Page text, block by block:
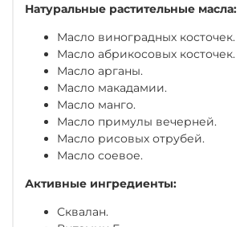
Натуральные растительные масла:
Масло виноградных косточек.
Масло абрикосовых косточек.
Масло арганы.
Масло макадамии.
Масло манго.
Масло примулы вечерней.
Масло рисовых отрубей.
Масло соевое.
Активные ингредиенты:
Сквалан.